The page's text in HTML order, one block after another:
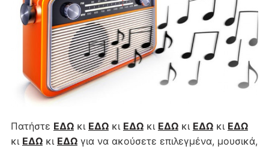
Πατήστε ΕΔΩκι ΕΔΩκι ΕΔΩκι ΕΔΩκι ΕΔΩκι ΕΔΩ
κι ΕΔΩκι ΕΔΩγια να ακούσετε επιλεγμένα, μουσικά,